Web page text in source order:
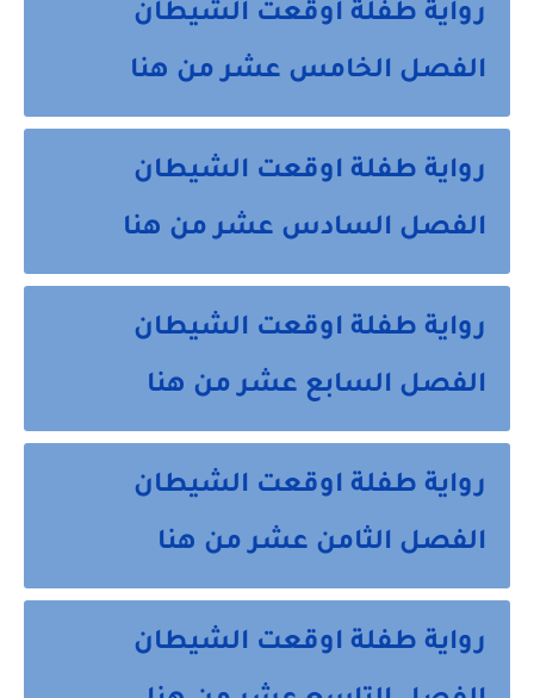
رواية طفلة اوقعت الشيطان
الفصل الخامس عشر من هنا
رواية طفلة اوقعت الشيطان
الفصل السادس عشر من هنا
رواية طفلة اوقعت الشيطان
الفصل السابع عشر من هنا
رواية طفلة اوقعت الشيطان
الفصل الثامن عشر من هنا
رواية طفلة اوقعت الشيطان